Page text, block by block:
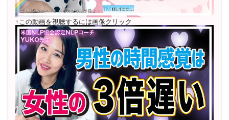
力開発協会認定NLPコーチ資格取得
↑この動画を視聴するには画像クリック